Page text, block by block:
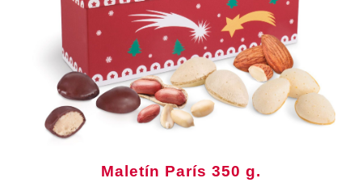
Maletín París 350 g.